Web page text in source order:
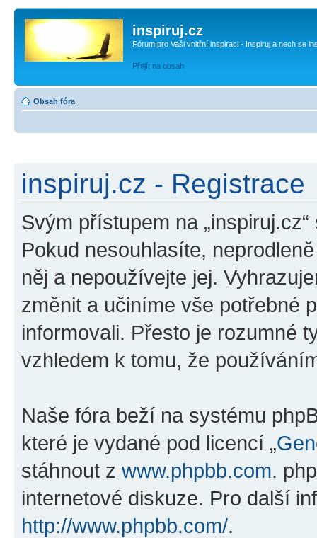
inspiruj.cz
Fórum pro Vaši vnitřní inspiraci - Inspiruj a nech se
Přejít na obsah
Obsah fóra
inspiruj.cz - Registrace
Svým přístupem na
Pokud nesouhlasíte,
něj a nepoužívejte jej.
změnit a učiníme vše potřebné
informovali. Přesto je rozumné
vzhledem k tomu, že
Naše fóra beží na systému
které je vydané pod licencí „
stáhnout z www.phpbb.com.
internetové diskuze. Pro další
http://www.phpbb.com/.